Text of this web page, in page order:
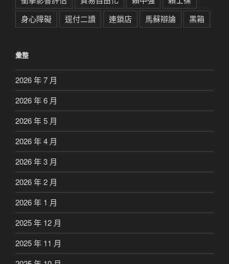
身心障礙
逕付二讀 連鎖店 馬蘇辯論 黑箱
彙整
2026 年 7 月
2026 年 6 月
2026 年 5 月
2026 年 4 月
2026 年 3 月
2026 年 2 月
2026 年 1 月
2025 年 12 月
2025 年 11 月